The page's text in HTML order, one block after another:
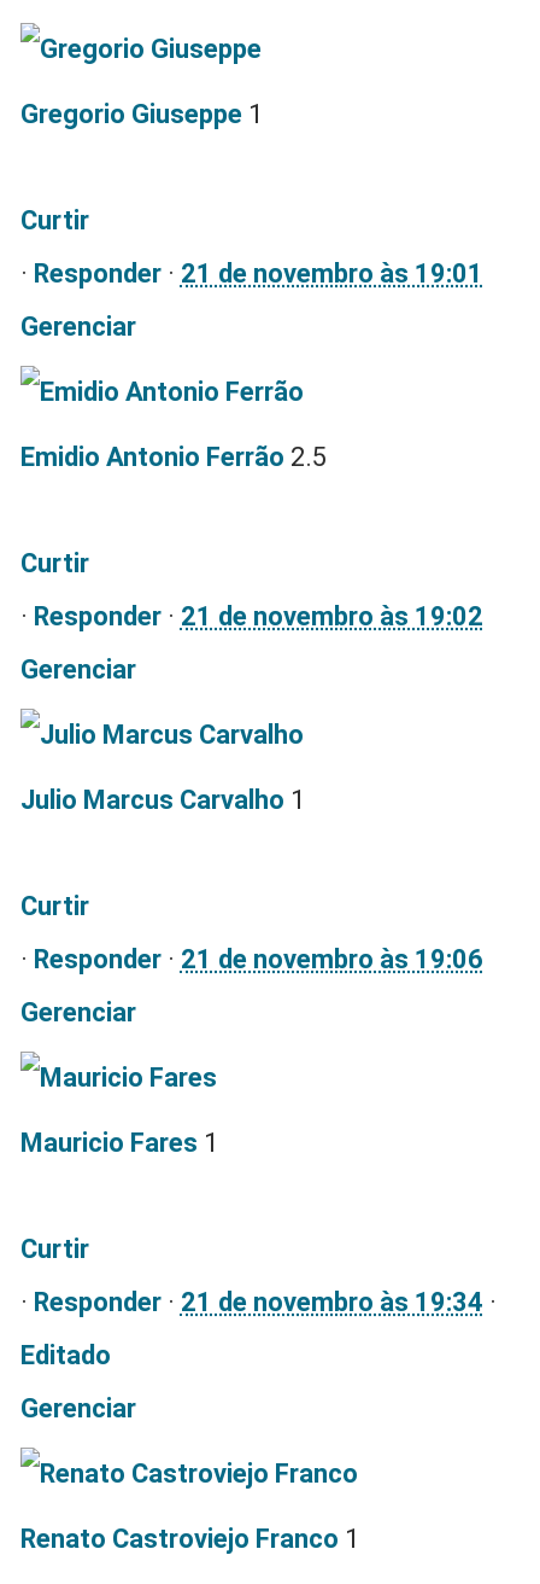
Gregorio Giuseppe 1
Curtir
· Responder· 21 de novembro às 19:01
Gerenciar
Emidio Antonio Ferrão 2.5
Curtir
· Responder· 21 de novembro às 19:02
Gerenciar
Julio Marcus Carvalho 1
Curtir
· Responder· 21 de novembro às 19:06
Gerenciar
Mauricio Fares 1
Curtir
· Responder· 21 de novembro às 19:34 ·
Editado
Gerenciar
Renato Castroviejo Franco 1